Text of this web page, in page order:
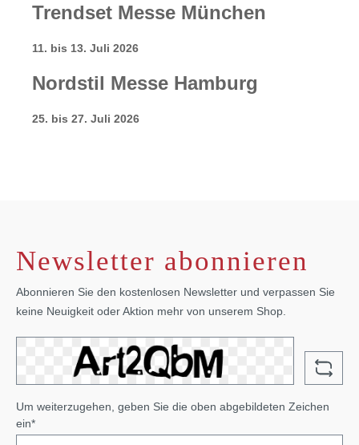
Trendset Messe München
11. bis 13. Juli 2026
Nordstil Messe Hamburg
25. bis 27. Juli 2026
Newsletter abonnieren
Abonnieren Sie den kostenlosen Newsletter und verpassen Sie
keine Neuigkeit oder Aktion mehr von unserem Shop.
Um weiterzugehen, geben Sie die oben abgebildeten Zeichen
ein*